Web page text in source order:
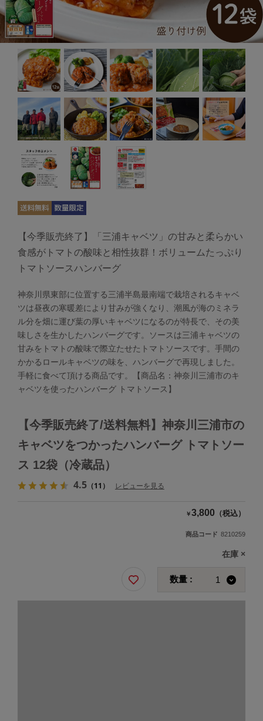
【今季販売終了】「三浦キャベツ」の甘みと柔らかい
食感がトマトの酸味と相性抜群！ボリュームたっぷり
トマトソースハンバーグ
神奈川県東部に位置する三浦半島最南端で栽培されるキャベ
ツは昼夜の寒暖差により甘みが強くなり、潮風が海のミネラ
ル分を畑に運び葉の厚いキャベツになるのが特長で、その美
味しさを生かしたハンバーグです。ソースは三浦キャベツの
甘みをトマトの酸味で際立たせたトマトソースです。手間の
かかるロールキャベツの味を、ハンバーグで再現しました。
手軽に食べて頂ける商品です。【商品名：神奈川三浦市のキ
ャベツを使ったハンバーグ トマトソース】
【今季販売終了/送料無料】神奈川三浦市の
キャベツをつかったハンバーグ トマトソー
ス 12袋（冷蔵品）
4.5（11） レビューを見る
￥3,800 （税込）
商品コード 8210259
在庫 ×
数量 :